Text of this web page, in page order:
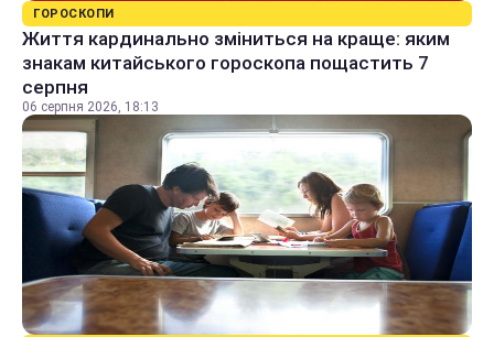
ГОРОСКОПИ
Життя кардинально зміниться на краще: яким
знакам китайського гороскопа пощастить 7
серпня
06 серпня 2026, 18:13